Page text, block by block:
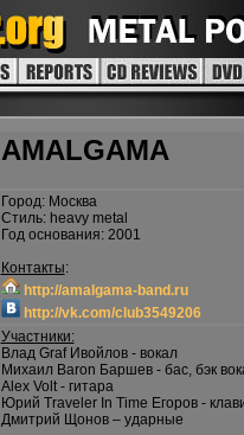
AMALGAMA
Город: Москва
Стиль: heavy metal
Год основания: 2001
Контакты:
http://amalgama-band.ru
http://vk.com/club3549206
Участники:
Влад Graf Ивойлов - вокал
Михаил Baron Баршев - бас, бэк
Alex Volt - гитара
Юрий Traveler In Time Егоров -
Дмитрий Щонов – ударные